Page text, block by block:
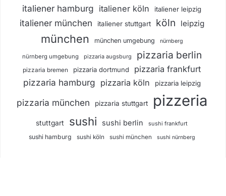
italiener hamburg italiener köln italiener leipzig
italiener münchen italiener stuttgart köln leipzig
münchen münchen umgebung nürnberg
nürnberg umgebung pizzaria augsburg pizzaria berlin
pizzaria bremen pizzaria dortmund pizzaria frankfurt
pizzaria hamburg pizzaria köln pizzaria leipzig
pizzaria münchen pizzaria stuttgart pizzeria
stuttgart sushi sushi berlin sushi frankfurt
sushi hamburg sushi köln sushi münchen sushi nürnberg